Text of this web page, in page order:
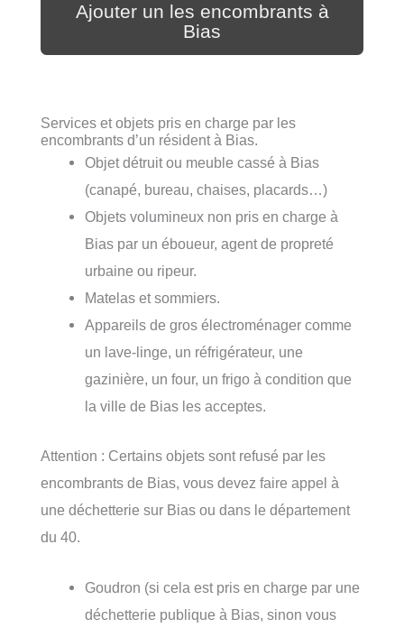
Ajouter un les encombrants à
Bias
Services et objets pris en charge par les
encombrants d’un résident à Bias.
Objet détruit ou meuble cassé à Bias
(canapé, bureau, chaises, placards…)
Objets volumineux non pris en charge à
Bias par un éboueur, agent de propreté
urbaine ou ripeur.
Matelas et sommiers.
Appareils de gros électroménager comme
un lave-linge, un réfrigérateur, une
gazinière, un four, un frigo à condition que
la ville de Bias les acceptes.
Attention : Certains objets sont refusé par les
encombrants de Bias, vous devez faire appel à
une déchetterie sur Bias ou dans le département
du 40.
Goudron (si cela est pris en charge par une
déchetterie publique à Bias, sinon vous